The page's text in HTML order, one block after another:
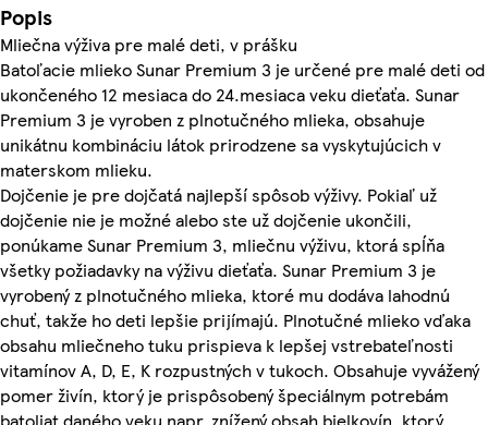
Popis
Mliečna výživa pre malé deti, v prášku
Batoľacie mlieko Sunar Premium 3 je určené pre malé deti od
ukončeného 12 mesiaca do 24.mesiaca veku dieťaťa. Sunar
Premium 3 je vyroben z plnotučného mlieka, obsahuje
unikátnu kombináciu látok prirodzene sa vyskytujúcich v
materskom mlieku.
Dojčenie je pre dojčatá najlepší spôsob výživy. Pokiaľ už
dojčenie nie je možné alebo ste už dojčenie ukončili,
ponúkame Sunar Premium 3, mliečnu výživu, ktorá spĺňa
všetky požiadavky na výživu dieťaťa. Sunar Premium 3 je
vyrobený z plnotučného mlieka, ktoré mu dodáva lahodnú
chuť, takže ho deti lepšie prijímajú. Plnotučné mlieko vďaka
obsahu mliečneho tuku prispieva k lepšej vstrebateľnosti
vitamínov A, D, E, K rozpustných v tukoch. Obsahuje vyvážený
pomer živín, ktorý je prispôsobený špeciálnym potrebám
batoliat daného veku napr. znížený obsah bielkovín, ktorý